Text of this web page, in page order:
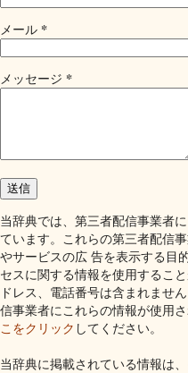
メール *
メッセージ *
当辞典では、第三者配信事業者
ています。これらの第三者配信
やサービスの広 告を表示する目
セスに関する情報を使用するこ
ドレス、電話番号は含まれませ
信事業者にこれらの情報が使用
こをクリック してください。
当辞典に掲載されている情報は